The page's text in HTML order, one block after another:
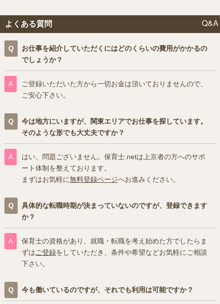
よくある質問 Q&A
お仕事を紹介していただくにはどのくらいの費用がかかるの
でしょうか？
ご登録いただいた方から一切お金は頂いておりませんので、
ご安心下さい。
今は地方にいますが、関東エリアでお仕事を探しています。
そのような形でも大丈夫ですか？
はい、問題ございません。保育士.netは上京者の方へのサポ
ート体制を整えております。
まずはお気軽に無料登録ページへお進みください。
具体的な転職時期が決まっていないのですが、登録できます
か？
保育士の資格があり、就職・転職を考え始めた方でしたらま
ずはご登録をしていただき、条件や希望などお気軽にご相談
下さい。
今も働いているのですが、それでも利用は可能ですか？